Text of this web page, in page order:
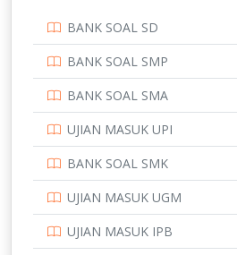
PTDI STTD
SMA
SMK
BANK SOAL SD
BANK SOAL SMP
BANK SOAL SMA
UJIAN MASUK UPI
BANK SOAL SMK
UJIAN MASUK UGM
UJIAN MASUK IPB